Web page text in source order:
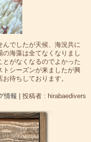
でしたが天候、海況共に
海藻は全てなくなりまし
がなくなるのでよかった
トシーズンが来ましたが興
待ちしております。
情報 投稿者 : hirabaedivers